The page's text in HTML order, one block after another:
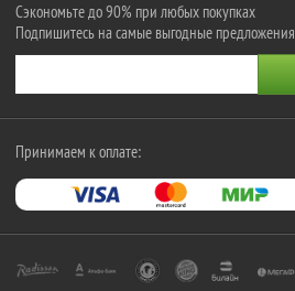
Сэкономьте до 90% при любых покупках
Подпишитесь на самые выгодные предложения
Принимаем к оплате: